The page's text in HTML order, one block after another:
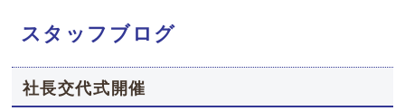
スタッフブログ
社長交代式開催